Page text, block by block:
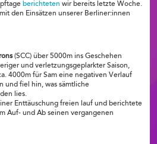
berichteten wir bereits letzte Woche.
den Einsätzen unserer Berliner:innen
(SCC) über 5000m ins Geschehen
und verletzungsgeplarkter Saison,
4000m für Sam eine negativen Verlauf
und fiel hin, was sämtliche
lies.
Enttäuschung freien lauf und berichtete
Auf- und Ab seinen vergangenen